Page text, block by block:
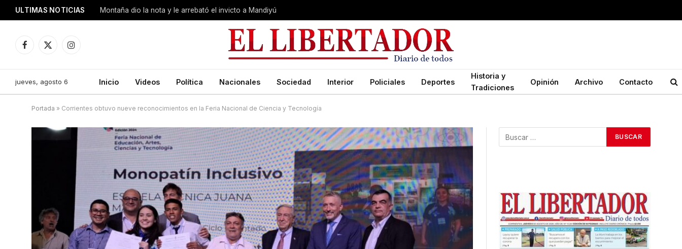
ULTIMAS NOTICIAS Montaña dio la nota y le arrebató el invicto a Mandiyú
Facebook
X
Instagram
jueves, agosto 6 Inicio Videos Política Nacionales Sociedad Interior Policiales Deportes
Historia y
Tradiciones
Opinión Archivo Contacto
Portada » Corrientes obtuvo nueve reconocimientos en la Feria Nacional de Ciencia y Tecnología